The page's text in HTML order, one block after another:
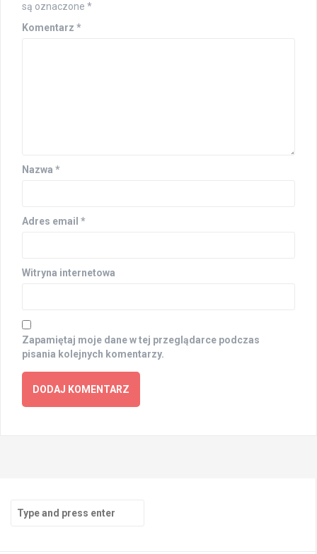
są oznaczone *
Komentarz *
Nazwa *
Adres email *
Witryna internetowa
Zapamiętaj moje dane w tej przeglądarce podczas
pisania kolejnych komentarzy.
Search
for: